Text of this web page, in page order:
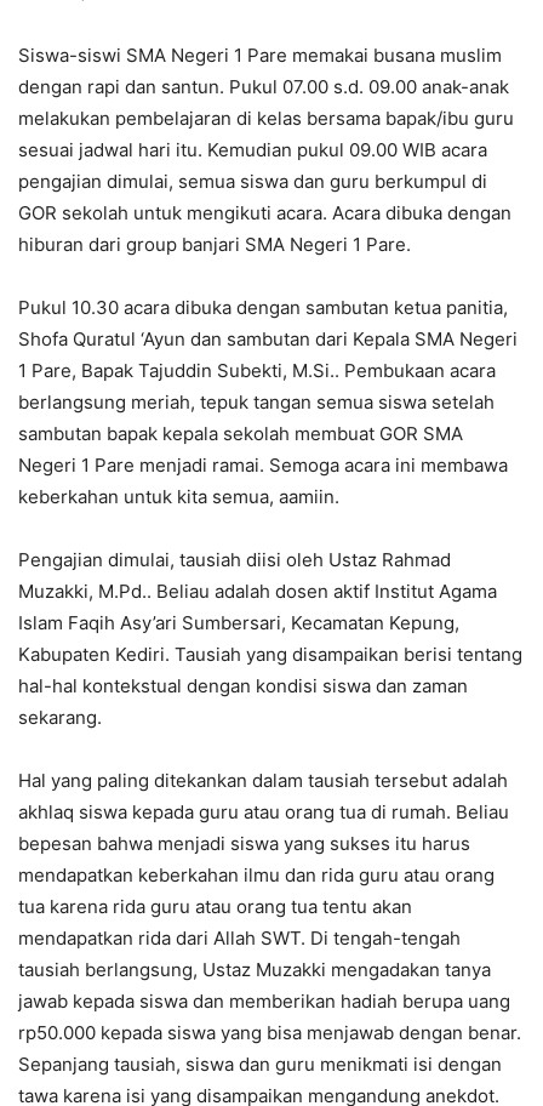
Siswa-siswi SMA Negeri 1 Pare memakai busana muslim
dengan rapi dan santun. Pukul 07.00 s.d. 09.00 anak-anak
melakukan pembelajaran di kelas bersama bapak/ibu guru
sesuai jadwal hari itu. Kemudian pukul 09.00 WIB acara
pengajian dimulai, semua siswa dan guru berkumpul di
GOR sekolah untuk mengikuti acara. Acara dibuka dengan
hiburan dari group banjari SMA Negeri 1 Pare.
Pukul 10.30 acara dibuka dengan sambutan ketua panitia,
Shofa Quratul ‘Ayun dan sambutan dari Kepala SMA Negeri
1 Pare, Bapak Tajuddin Subekti, M.Si.. Pembukaan acara
berlangsung meriah, tepuk tangan semua siswa setelah
sambutan bapak kepala sekolah membuat GOR SMA
Negeri 1 Pare menjadi ramai. Semoga acara ini membawa
keberkahan untuk kita semua, aamiin.
Pengajian dimulai, tausiah diisi oleh Ustaz Rahmad
Muzakki, M.Pd.. Beliau adalah dosen aktif Institut Agama
Islam Faqih Asy’ari Sumbersari, Kecamatan Kepung,
Kabupaten Kediri. Tausiah yang disampaikan berisi tentang
hal-hal kontekstual dengan kondisi siswa dan zaman
sekarang.
Hal yang paling ditekankan dalam tausiah tersebut adalah
akhlaq siswa kepada guru atau orang tua di rumah. Beliau
bepesan bahwa menjadi siswa yang sukses itu harus
mendapatkan keberkahan ilmu dan rida guru atau orang
tua karena rida guru atau orang tua tentu akan
mendapatkan rida dari Allah SWT. Di tengah-tengah
tausiah berlangsung, Ustaz Muzakki mengadakan tanya
jawab kepada siswa dan memberikan hadiah berupa uang
rp50.000 kepada siswa yang bisa menjawab dengan benar.
Sepanjang tausiah, siswa dan guru menikmati isi dengan
tawa karena isi yang disampaikan mengandung anekdot.